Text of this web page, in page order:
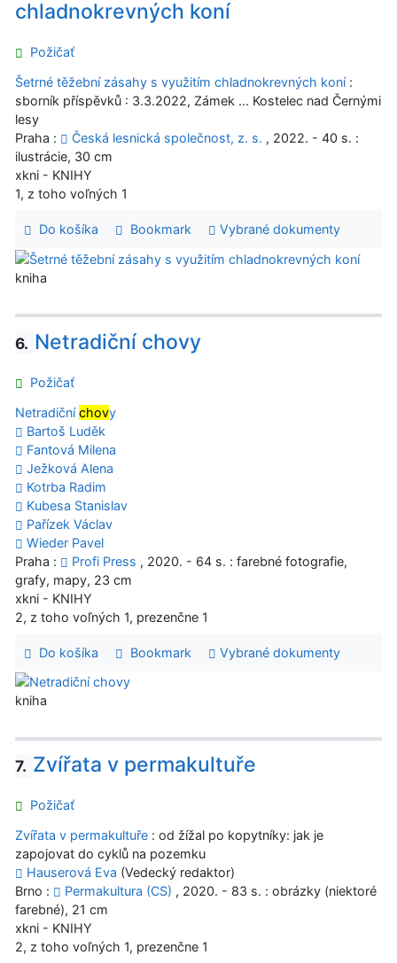
chladnokrevných koní
Požičať
Šetrné těžební zásahy s využitím chladnokrevných koní:
sborník příspěvků : 3.3.2022, Zámek ... Kostelec nad Černými
lesy
Praha :
Česká lesnická společnost, z. s. , 2022. - 40 s. :
ilustrácie, 30 cm
xkni - KNIHY
1, z toho voľných 1
Do košíka Bookmark Vybrané dokumenty
kniha
6. Netradiční chovy
Požičať
Netradičníchovy
Bartoš Luděk
Fantová Milena
Ježková Alena
Kotrba Radim
Kubesa Stanislav
Pařízek Václav
Wieder Pavel
Praha :
Profi Press , 2020. - 64 s. : farebné fotografie,
grafy, mapy, 23 cm
xkni - KNIHY
2, z toho voľných 1, prezenčne 1
Do košíka Bookmark Vybrané dokumenty
kniha
7. Zvířata v permakultuře
Požičať
Zvířata v permakultuře : od žížal po kopytníky: jak je
zapojovat do cyklů na pozemku
Hauserová Eva (Vedecký redaktor)
Brno :
Permakultura (CS) , 2020. - 83 s. : obrázky (niektoré
farebné), 21 cm
xkni - KNIHY
2, z toho voľných 1, prezenčne 1